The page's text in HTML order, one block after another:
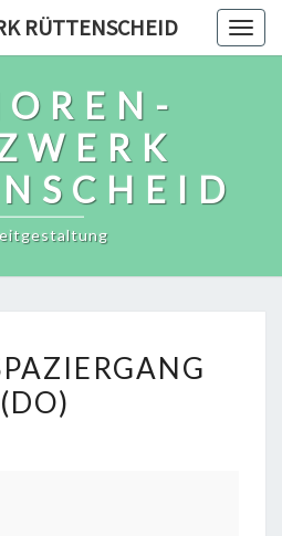
RÜTTENSCHEID
SPAZIERGANG
(DO)
(DO)